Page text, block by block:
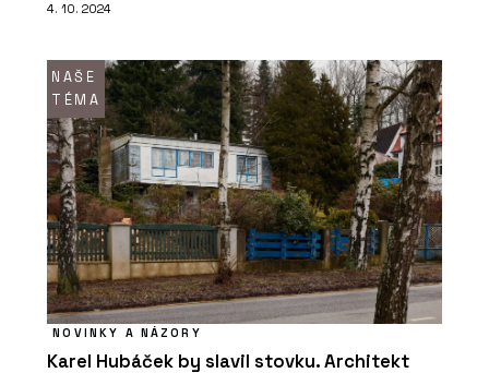
4. 10. 2024
NAŠE
TÉMA
NOVINKY A NÁZORY
Karel Hubáček by slavil stovku. Architekt